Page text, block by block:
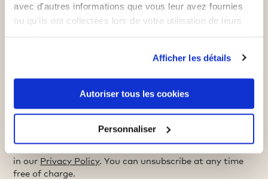
avec d'autres informations que vous leur avez fournies
ou qu'ils ont collectées lors de votre utilisation de leurs
Afficher les détails
Autoriser tous les cookies
Personnaliser
What are you interested in?
Basics for kids
New Products
You can find information on how we handle your data
in our Privacy Policy. You can unsubscribe at any time
free of charge.